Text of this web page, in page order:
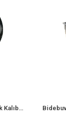
Bidebuvar Göbekli Kek Kalıbı - Fırıldak Model - Döküm Kalıp